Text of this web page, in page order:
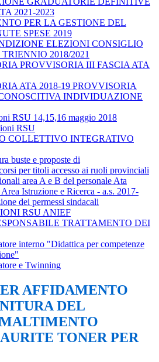
2021-2023
PER LA GESTIONE DEL
SPESE 2019
ELEZIONI CONSIGLIO
2018/2021
PROVVISORIA III FASCIA ATA
ATA 2018-19 PROVVISORIA
INDIVIDUAZIONE
RSU 14,15,16 maggio 2018
RSU
COLLETTIVO INTEGRATIVO
buste e proposte di
per titoli accesso ai ruoli provinciali
area A e B del personale Ata
Istruzione e Ricerca - a.s. 2017-
dei permessi sindacali
RSU ANIEF
TRATTAMENTO DEI
interno "Didattica per competenze
e Twinning
AFFIDAMENTO
DEL
TONER PER